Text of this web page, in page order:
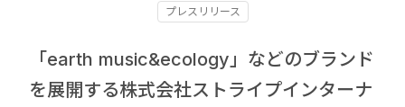
プレスリリース
「earth music&ecology」などのブランド
を展開する株式会社ストライプインターナ